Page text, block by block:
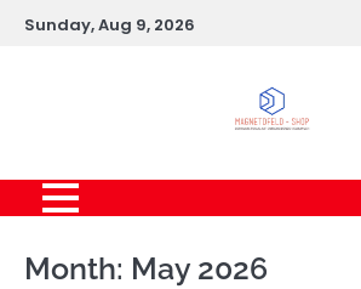
SkipSunday, Aug 9, 2026
Month: May 2026